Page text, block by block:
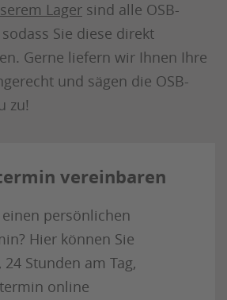
Lager sind alle OSB-
Sie diese direkt
Gerne liefern wir Ihnen Ihre
und sägen die OSB-
zu!
vereinbaren
persönlichen
Hier können Sie
Stunden am Tag,
online